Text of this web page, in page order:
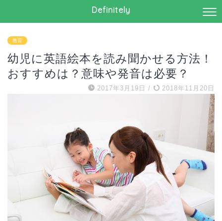
Definitely
教育
幼児に英語絵本を読み聞かせる方法！
おすすめは？意味や発音は必要？
2017年3月19日 / 2018年11月20日